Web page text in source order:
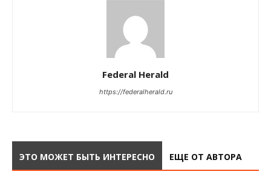
Federal Herald
https://federalherald.ru
ЭТО МОЖЕТ БЫТЬ ИНТЕРЕСНО ЕЩЕ ОТ АВТОРА